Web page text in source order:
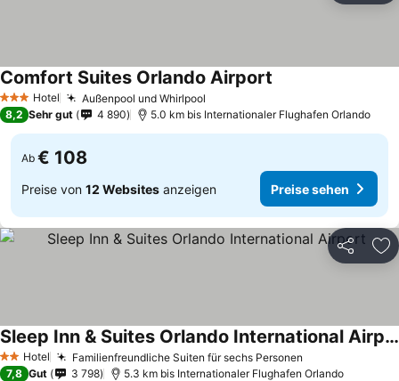
3 SterneHotel Außenpool und Whirlpool
Comfort Suites Orlando Airport
8,2 Sehr gut 4 890 5.0 km bis Internationaler Flughafen Orlando
Ab € 108
Preise von 12 Websites anzeigen Preise sehen
Teilen
2 Sterne
Hotel Familienfreundliche Suiten für sechs Personen
Sleep Inn & Suites Orlando International Airport
Preise sehen
7,8 Gut 3 798 5.3 km bis Internationaler Flughafen Orlando